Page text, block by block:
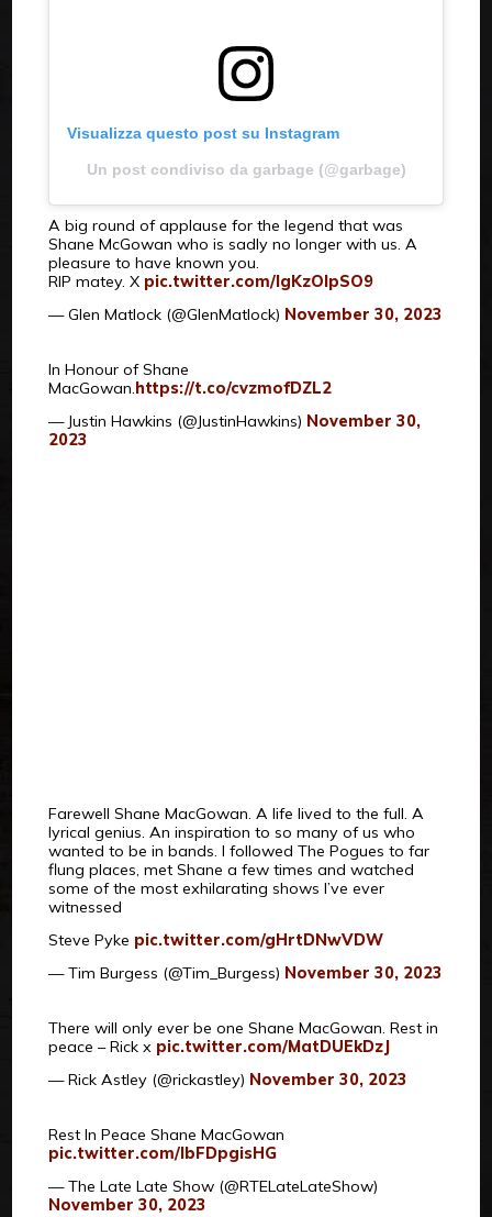
Visualizza questo post su Instagram
Un post condiviso da garbage (@garbage)
A big round of applause for the legend that was
Shane McGowan who is sadly no longer with us. A
pleasure to have known you.
RIP matey. X pic.twitter.com/lgKzOlpSO9
— Glen Matlock (@GlenMatlock) November 30, 2023
In Honour of Shane
MacGowan.https://t.co/cvzmofDZL2
— Justin Hawkins (@JustinHawkins) November 30,
2023
Farewell Shane MacGowan. A life lived to the full. A
lyrical genius. An inspiration to so many of us who
wanted to be in bands. I followed The Pogues to far
flung places, met Shane a few times and watched
some of the most exhilarating shows I’ve ever
witnessed
Steve Pyke pic.twitter.com/gHrtDNwVDW
— Tim Burgess (@Tim_Burgess) November 30, 2023
There will only ever be one Shane MacGowan. Rest in
peace – Rick x pic.twitter.com/MatDUEkDzJ
— Rick Astley (@rickastley) November 30, 2023
Rest In Peace Shane MacGowan
pic.twitter.com/IbFDpgisHG
— The Late Late Show (@RTELateLateShow)
November 30, 2023